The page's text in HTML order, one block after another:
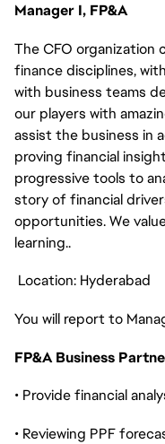
Manager I, FP&A
The CFO organization
finance disciplines,
with business teams
our players with
assist the business in
proving financial
progressive tools to
story of financial
opportunities. We
learning..
Location: Hyderabad
You will report to
FP&A Business
• Provide financial
• Reviewing PPF